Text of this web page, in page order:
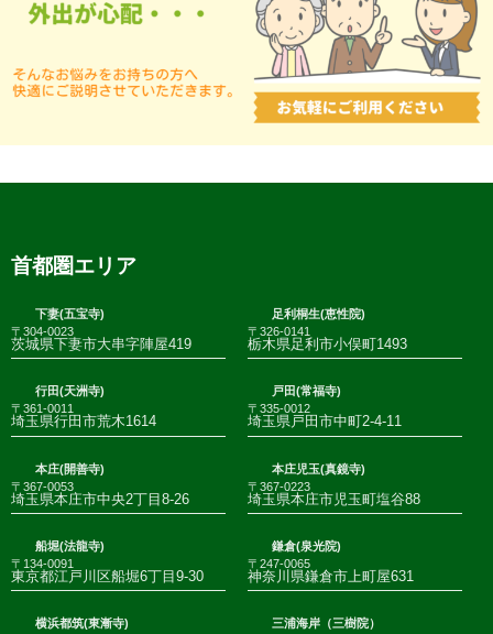
首都圏エリア
下妻(五宝寺)
〒304-0023
茨城県下妻市大串字陣屋419
足利桐生(恵性院)
〒326-0141
栃木県足利市小俣町1493
行田(天洲寺)
〒361-0011
埼玉県行田市荒木1614
戸田(常福寺)
〒335-0012
埼玉県戸田市中町2-4-11
本庄(開善寺)
〒367-0053
埼玉県本庄市中央2丁目8-26
本庄児玉(真鏡寺)
〒367-0223
埼玉県本庄市児玉町塩谷88
船堀(法龍寺)
〒134-0091
東京都江戸川区船堀6丁目9-30
鎌倉(泉光院)
〒247-0065
神奈川県鎌倉市上町屋631
横浜都筑(東漸寺)
三浦海岸（三樹院）